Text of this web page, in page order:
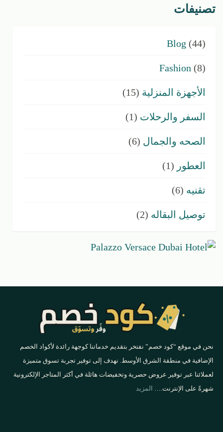
تصنيفات
Blog (44)
Fashion (8)
الأجهزة المنزلية (15)
السفر والرحلات (1)
الصحه والجمال (6)
العطور (1)
تقنيه (6)
توصيل البقاله (2)
نحن في موقع “كود خصم” نفتخر بتقديم خدماتنا كوجهة رائدة لأكواد الخصم
الإضافية في منطقة الشرق الأوسط. نهدف إلى توفير تجربة تسوق متميزة
لعملائنا عبر توفير عروض حصرية وتخفيضات هائلة في أكثر المتاجر الإلكترونية
شهرةً على الإنترنت.…
المزيد